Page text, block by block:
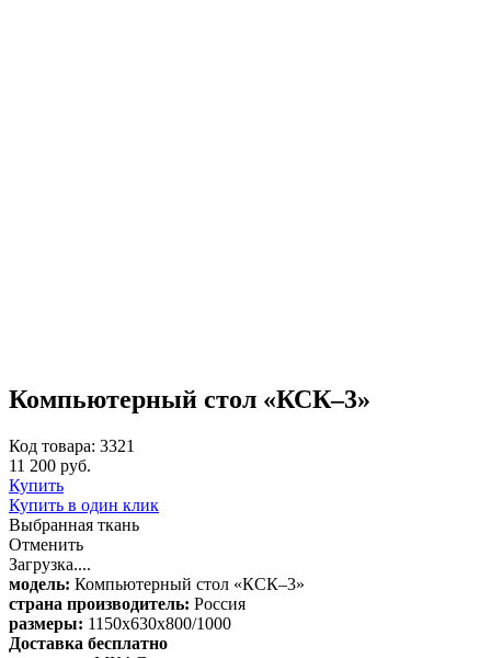
Компьютерный стол «КСК–3»
Код товара: 3321
11 200 руб.
Купить
Купить в один клик
Выбранная ткань
Отменить
Загрузка....
модель: Компьютерный стол «КСК–3»
страна производитель: Россия
размеры: 1150x630x800/1000
Доставка бесплатно